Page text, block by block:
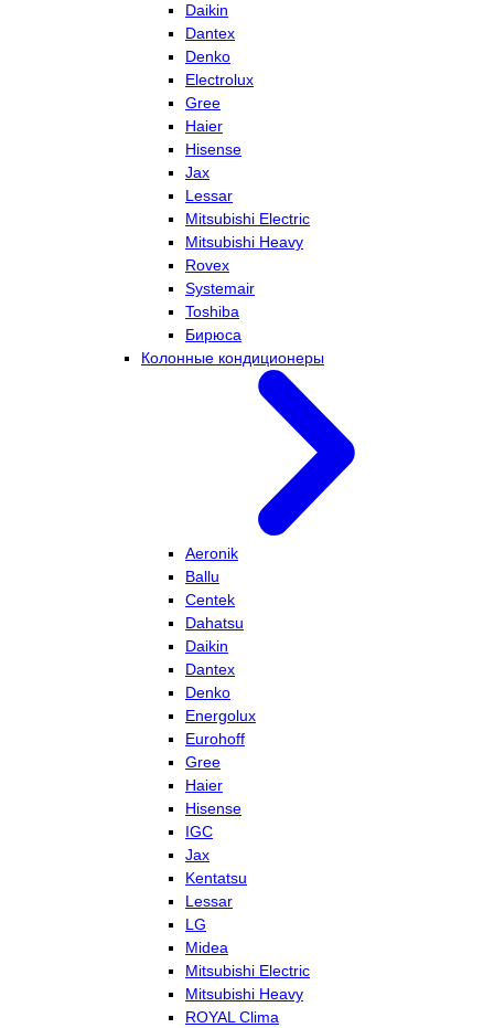
Daikin
Dantex
Denko
Electrolux
Gree
Haier
Hisense
Jax
Lessar
Mitsubishi Electric
Mitsubishi Heavy
Rovex
Systemair
Toshiba
Бирюса
Колонные кондиционеры
Aeronik
Ballu
Centek
Dahatsu
Daikin
Dantex
Denko
Energolux
Eurohoff
Gree
Haier
Hisense
IGC
Jax
Kentatsu
Lessar
LG
Midea
Mitsubishi Electric
Mitsubishi Heavy
ROYAL Clima